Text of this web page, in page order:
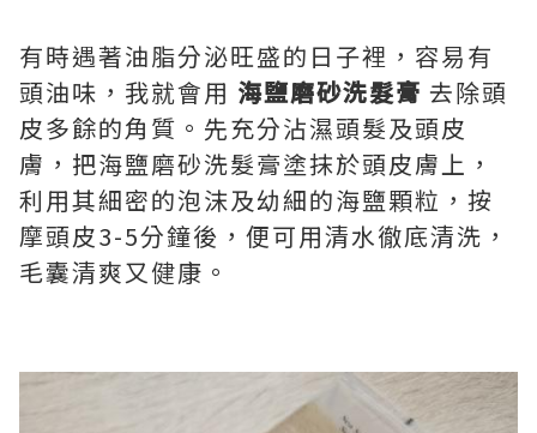
有時遇著油脂分泌旺盛的日子裡，容易有
頭油味，我就會用 海鹽磨砂洗髮膏 去除頭
皮多餘的角質。先充分沾濕頭髮及頭皮
膚，把海鹽磨砂洗髮膏塗抹於頭皮膚上，
利用其細密的泡沫及幼細的海鹽顆粒，按
摩頭皮3-5分鐘後，便可用清水徹底清洗，
毛囊清爽又健康。